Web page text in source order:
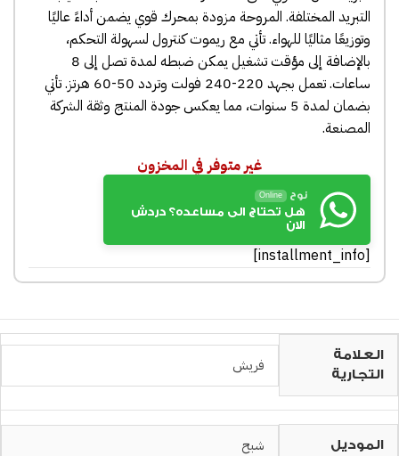
التبريد المختلفة. المروحة مزودة بمحرك قوي يضمن أداءً عاليًا
وتوزيعًا مثاليًا للهواء. تأتي مع ريموت كنترول لسهولة التحكم،
بالإضافة إلى مؤقت تشغيل يمكن ضبطه لمدة تصل إلى 8
ساعات. تعمل بجهد 220-240 فولت وتردد 50-60 هرتز. تأتي
بضمان لمدة 5 سنوات، مما يعكس جودة المنتج وثقة الشركة
المصنعة.​
غير متوفر في المخزون
نوح Online
هل تحتاج الى مساعده؟ دردش
الان
[installment_info]
العلامة
التجارية
فريش
الموديل شبح